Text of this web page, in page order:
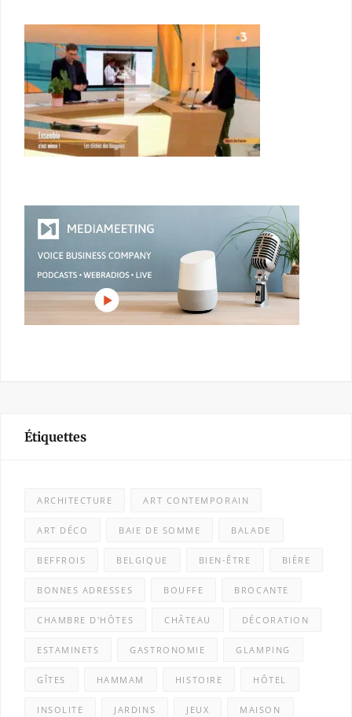
Étiquettes
ARCHITECTURE ART CONTEMPORAIN
ART DÉCO BAIE DE SOMME BALADE
BEFFROIS BELGIQUE BIEN-ÊTRE BIÈRE
BONNES ADRESSES BOUFFE BROCANTE
CHAMBRE D'HÔTES CHÂTEAU DÉCORATION
ESTAMINETS GASTRONOMIE GLAMPING
GÎTES HAMMAM HISTOIRE HÔTEL
INSOLITE JARDINS JEUX MAISON